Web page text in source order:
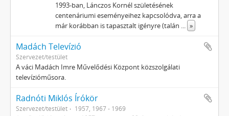
1993-ban, Lánczos Kornél születésének
centenáriumi eseményeihez kapcsolódva, arra a
már korábban is tapasztalt igényre (talán ... »
Madách Televízió
Szervezet/testület
A váci Madách Imre Művelődési Központ közszolgálati
televízióműsora.
Radnóti Miklós Írókör
Szervezet/testület 1957, 1967 - 1969